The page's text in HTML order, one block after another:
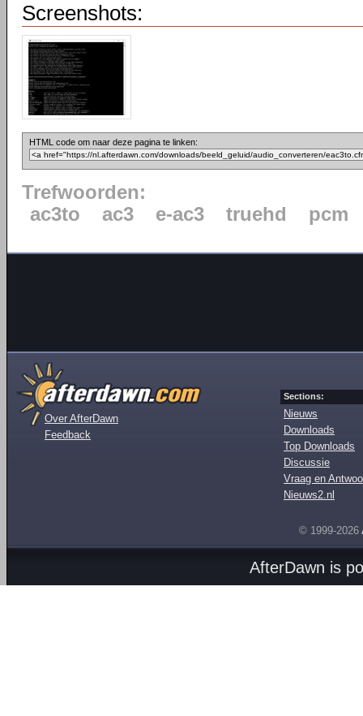
Screenshots:
HTML code om naar deze pagina te linken:
Trefwoorden:
ac3to
ac3 e-ac3 truehd pcm
Over AfterDawn
Feedback
Sections:
Nieuws
Downloads
Top Downloads
Discussie
Vraag en
Nieuws2.nl
© 1999-2026
AfterDawn is